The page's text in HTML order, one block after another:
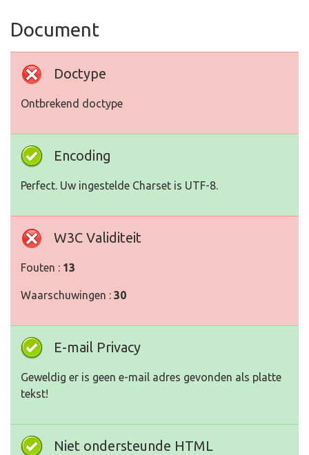
Document
Doctype
Ontbrekend doctype
Encoding
Perfect. Uw ingestelde Charset is UTF-8.
W3C Validiteit
Fouten : 13
Waarschuwingen : 30
E-mail Privacy
Geweldig er is geen e-mail adres gevonden als platte
tekst!
Niet ondersteunde HTML